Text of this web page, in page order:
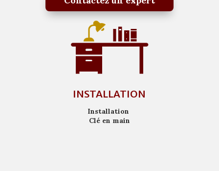
INSTALLATION
Installation
Clé en main